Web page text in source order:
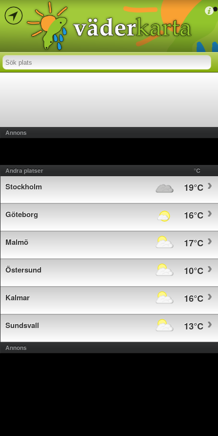
Annons
Andra platser °C
19°C
Stockholm
16°C
Göteborg
17°C
Malmö
10°C
Östersund
16°C
Kalmar
13°C
Sundsvall
Annons